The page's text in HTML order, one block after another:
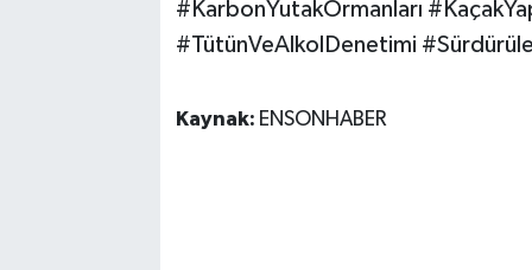
#KarbonYutakOrmanları
#TütünVeAlkolDenetimi
Kaynak: ENSONHABER